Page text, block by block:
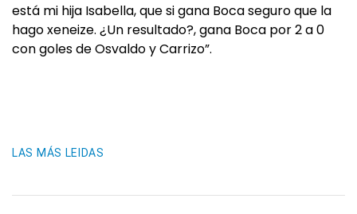
está mi hija Isabella, que si gana Boca seguro que la
hago xeneize. ¿Un resultado?, gana Boca por 2 a 0
con goles de Osvaldo y Carrizo”.
LAS MÁS LEIDAS